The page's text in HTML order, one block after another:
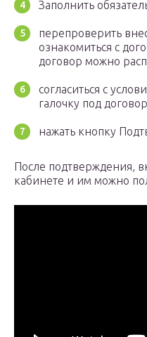
Заполнить
перепроверить
ознакомиться с
договор можно
согласиться с
галочку под
нажать кнопку
После подтверждения,
кабинете и им можно